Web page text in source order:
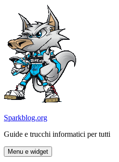
contenuto
Sparkblog.org
Guide e trucchi informatici per tutti
Menu e widget